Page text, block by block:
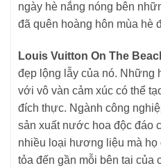
ngày hè nắng nóng bên
đã quên hoàng hôn mùa hè
Louis Vuitton On The
đẹp lộng lẫy của nó. Những
với vô vàn cảm xúc có thể
đích thực. Ngành công
sản xuất nước hoa độc đáo
nhiều loại hương liệu mà
tỏa đến gần mỗi bên tai của